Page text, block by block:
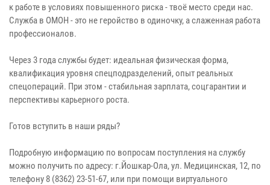
к работе в условиях повышенного риска - твоё место среди нас.
Служба в ОМОН - это не геройство в одиночку, а слаженная работа
профессионалов.
Через 3 года службы будет: идеальная физическая форма,
квалификация уровня спецподразделений, опыт реальных
спецопераций. При этом - стабильная зарплата, соцгарантии и
перспективы карьерного роста.
Готов вступить в наши ряды?
Подробную информацию по вопросам поступления на службу
можно получить по адресу: г.Йошкар-Ола, ул. Медицинская, 12, по
телефону 8 (8362) 23-51-67, или при помощи виртуального